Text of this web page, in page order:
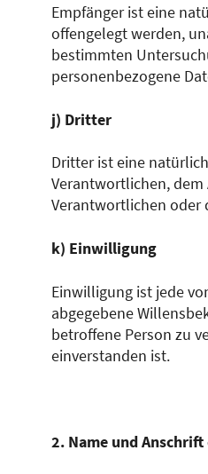
Empfänger ist eine
offengelegt werden,
bestimmten
personenbezogene
j) Dritter
Dritter ist eine
Verantwortlichen,
Verantwortlichen oder
k) Einwilligung
Einwilligung ist jede
abgegebene
betroffene Person zu
einverstanden ist.
2. Name und